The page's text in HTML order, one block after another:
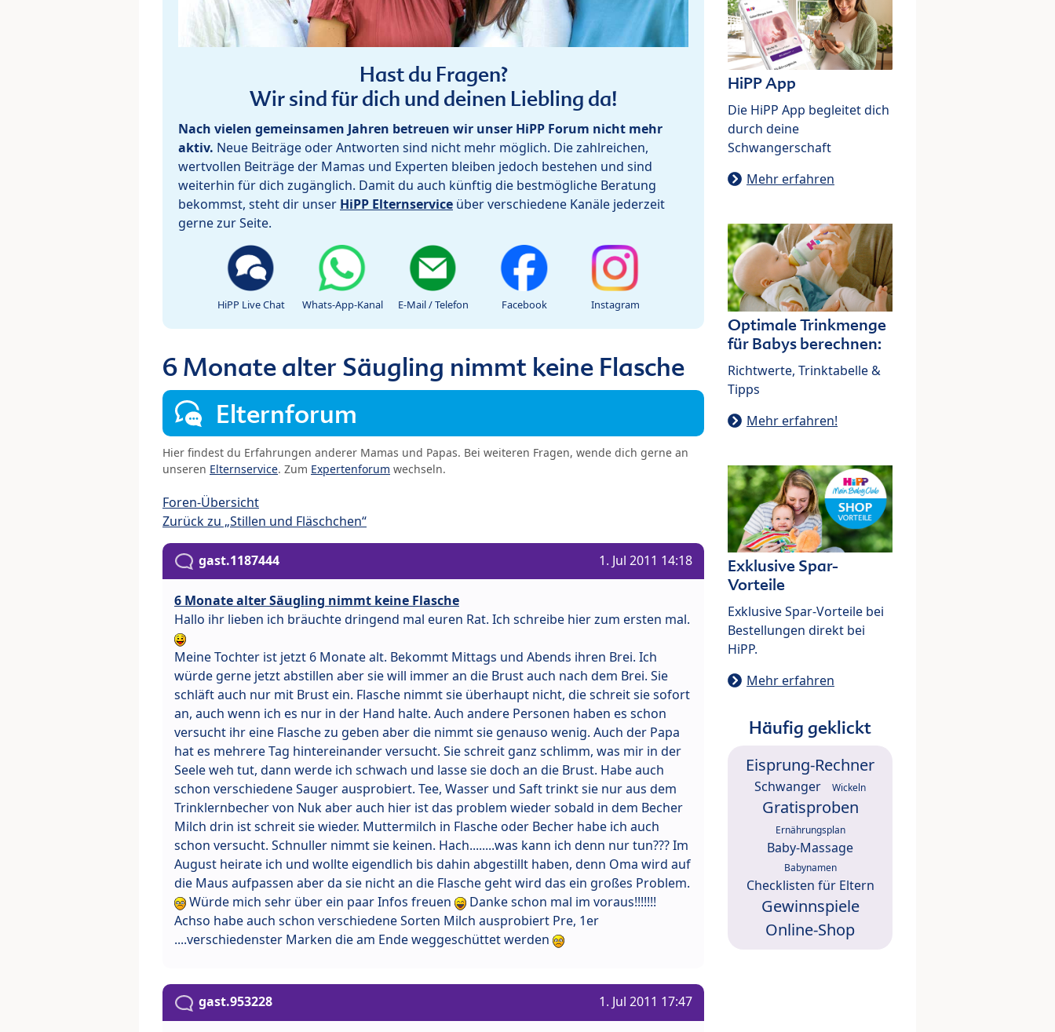
Hast du Fragen?
Wir sind für dich und deinen Liebling da!
Nach vielen gemeinsamen Jahren betreuen wir unser HiPP Forum nicht mehr
aktiv. Neue Beiträge oder Antworten sind nicht mehr möglich. Die zahlreichen,
wertvollen Beiträge der Mamas und Experten bleiben jedoch bestehen und sind
weiterhin für dich zugänglich. Damit du auch künftig die bestmögliche Beratung
bekommst, steht dir unser HiPP Elternservice über verschiedene Kanäle jederzeit
gerne zur Seite.
HiPP Live Chat Whats-App-Kanal E-Mail / Telefon Facebook Instagram
6 Monate alter Säugling nimmt keine Flasche
Elternforum
Hier findest du Erfahrungen anderer Mamas und Papas. Bei weiteren Fragen, wende dich gerne an
unseren Elternservice. Zum Expertenforum wechseln.
Foren-Übersicht
Zurück zu „Stillen und Fläschchen“
gast.1187444 1. Jul 2011 14:18
6 Monate alter Säugling nimmt keine Flasche
Hallo ihr lieben ich bräuchte dringend mal euren Rat. Ich schreibe hier zum ersten mal.
Meine Tochter ist jetzt 6 Monate alt. Bekommt Mittags und Abends ihren Brei. Ich
würde gerne jetzt abstillen aber sie will immer an die Brust auch nach dem Brei. Sie
schläft auch nur mit Brust ein. Flasche nimmt sie überhaupt nicht, die schreit sie sofort
an, auch wenn ich es nur in der Hand halte. Auch andere Personen haben es schon
versucht ihr eine Flasche zu geben aber die nimmt sie genauso wenig. Auch der Papa
hat es mehrere Tag hintereinander versucht. Sie schreit ganz schlimm, was mir in der
Seele weh tut, dann werde ich schwach und lasse sie doch an die Brust. Habe auch
schon verschiedene Sauger ausprobiert. Tee, Wasser und Saft trinkt sie nur aus dem
Trinklernbecher von Nuk aber auch hier ist das problem wieder sobald in dem Becher
Milch drin ist schreit sie wieder. Muttermilch in Flasche oder Becher habe ich auch
schon versucht. Schnuller nimmt sie keinen. Hach........was kann ich denn nur tun??? Im
August heirate ich und wollte eigendlich bis dahin abgestillt haben, denn Oma wird auf
die Maus aufpassen aber da sie nicht an die Flasche geht wird das ein großes Problem.
Würde mich sehr über ein paar Infos freuen
Danke schon mal im voraus!!!!!!!
Achso habe auch schon verschiedene Sorten Milch ausprobiert Pre, 1er
....verschiedenster Marken die am Ende weggeschüttet werden
gast.953228 1. Jul 2011 17:47
HiPP App
Die HiPP App begleitet dich
durch deine
Schwangerschaft
Mehr erfahren
Optimale Trinkmenge
für Babys berechnen:
Richtwerte, Trinktabelle &
Tipps
Mehr erfahren!
Exklusive Spar-
Vorteile
Exklusive Spar-Vorteile bei
Bestellungen direkt bei
HiPP.
Mehr erfahren
Häufig geklickt
Eisprung-Rechner
Schwanger Wickeln
Gratisproben
Ernährungsplan
Baby-Massage
Babynamen
Checklisten für Eltern
Gewinnspiele
Online-Shop